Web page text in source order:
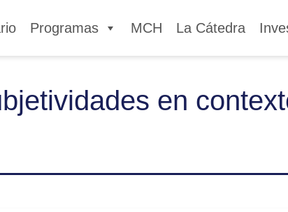
Programas MCH La Cátedra
en